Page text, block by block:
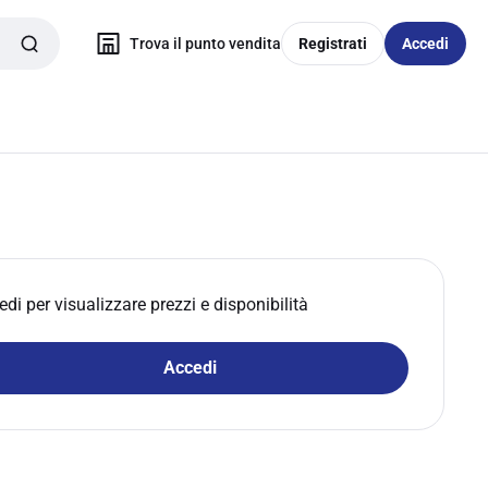
Trova il punto vendita Registrati Accedi
per visualizzare prezzi e disponibilità
Accedi